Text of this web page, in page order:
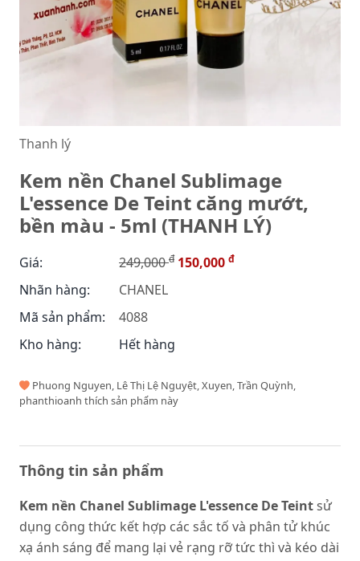
Thanh lý
Kem nền Chanel Sublimage
L'essence De Teint căng mướt,
bền màu - 5ml (THANH LÝ)
Giá: 249,000đ 150,000 đ
Nhãn hàng:
CHANEL
Mã sản phẩm:
4088
Kho hàng:
Hết hàng
Phuong Nguyen, Lê Thị Lệ Nguyệt, Xuyen, Trần Quỳnh,
phanthioanh thích sản phẩm này
Thông tin sản phẩm
Kem nền Chanel Sublimage L'essence De Teintsử
dụng công thức kết hợp các sắc tố và phân tử khúc
xạ ánh sáng để mang lại vẻ rạng rỡ tức thì và kéo dài